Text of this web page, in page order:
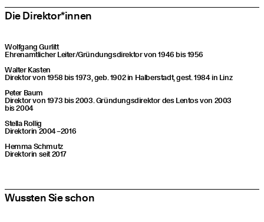
Die Direktor*innen
Wolf­gang Gurlitt
Ehren­amt­li­cher Leiter/​Gründungsdirektor von 1946 bis 1956
Wal­ter Kasten
Direk­tor von 1958 bis 1973, geb. 1902 in Hal­ber­stadt, gest. 1984 in Linz
Peter Baum
Direk­tor von 1973 bis 2003. Grün­dungs­di­rek­tor des Lentos von 2003
bis 2004
Stel­la Rollig
Direk­to­rin 2004 – 2016
Hem­ma Schmutz
Direk­to­rin seit 2017
Wuss­ten Sie schon